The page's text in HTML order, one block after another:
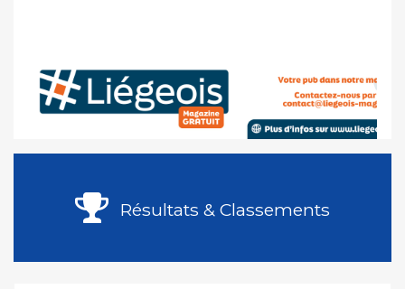
Résultats & Classements